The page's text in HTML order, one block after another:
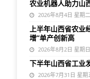
农业机器人助力山
2026年8月4日 星期
上半年山西省农业
增”单产创新高
2026年8月2日 星期
下半年山西省工业
2026年7月31日 星期